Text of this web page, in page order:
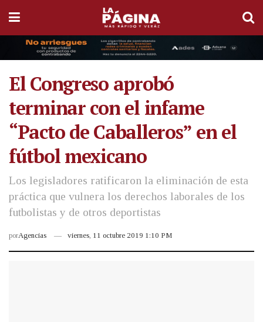
El Congreso aprobó
terminar con el infame
“Pacto de Caballeros” en el
fútbol mexicano
Los legisladores ratificaron la eliminación de esta
práctica que vulnera los derechos laborales de los
futbolistas y de otros deportistas
porAgencias viernes, 11 octubre 2019 1:10 PM